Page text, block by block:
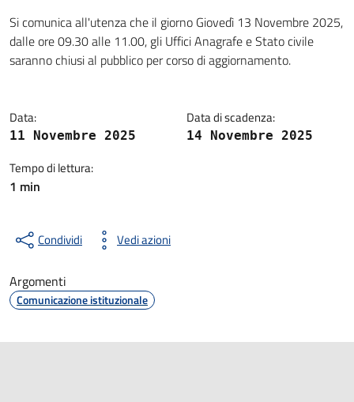
Dettagli della notizia
Si comunica all'utenza che il giorno Giovedì 13 Novembre 2025,
dalle ore 09.30 alle 11.00, gli Uffici Anagrafe e Stato civile
saranno chiusi al pubblico per corso di aggiornamento.
Data:
11 Novembre 2025
Data di scadenza:
14 Novembre 2025
Tempo di lettura:
1 min
Condividi Vedi azioni
Argomenti
Comunicazione istituzionale